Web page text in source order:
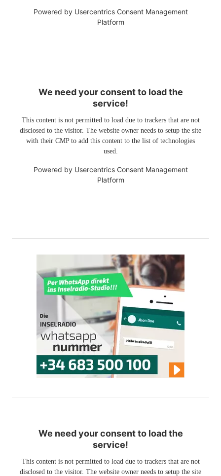
Powered by Usercentrics Consent Management
Platform
We need your consent to load the
service!
This content is not permitted to load due to trackers that are not
disclosed to the visitor. The website owner needs to setup the site
with their CMP to add this content to the list of technologies
used.
Powered by Usercentrics Consent Management
Platform
We need your consent to load the
service!
This content is not permitted to load due to trackers that are not
disclosed to the visitor. The website owner needs to setup the site